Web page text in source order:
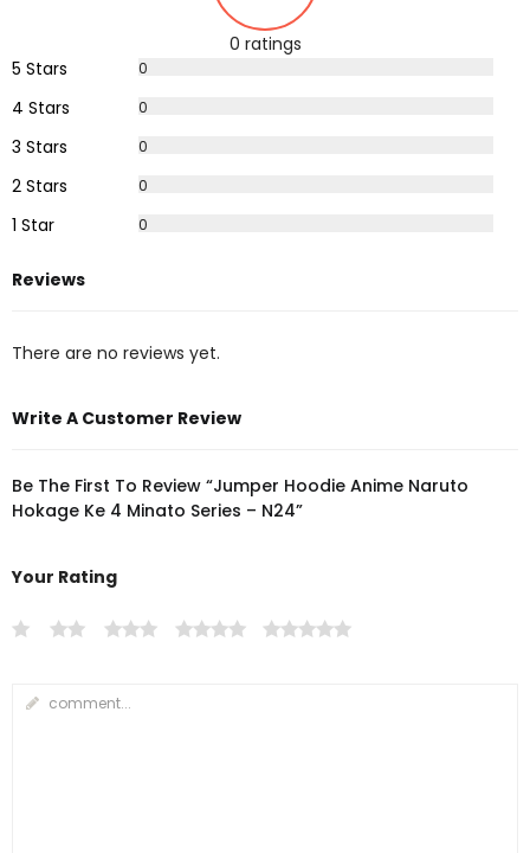
0 ratings
5 Stars
0
4 Stars
0
3 Stars
0
2 Stars
0
1 Star
0
Reviews
There are no reviews yet.
Write A Customer Review
Be The First To Review “Jumper Hoodie Anime Naruto
Hokage Ke 4 Minato Series – N24”
Your Rating